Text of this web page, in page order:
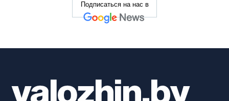
Подписаться на нас в